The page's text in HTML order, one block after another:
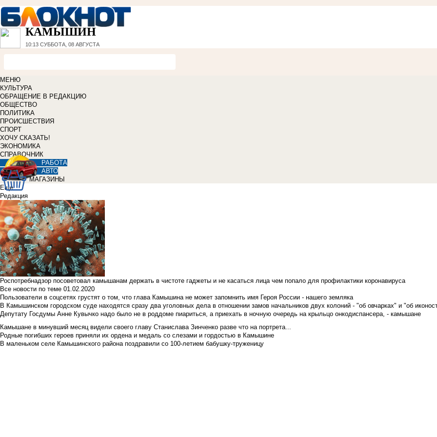
КАМЫШИН
10:13 СУББОТА, 08 АВГУСТА
МЕНЮ
КУЛЬТУРА
ОБРАЩЕНИЕ В РЕДАКЦИЮ
ОБЩЕСТВО
ПОЛИТИКА
ПРОИСШЕСТВИЯ
СПОРТ
ХОЧУ СКАЗАТЬ!
ЭКОНОМИКА
СПРАВОЧНИК
РАБОТА
АВТО
МАГАЗИНЫ
Еще
Редакция
Роспотребнадзор посоветовал камышанам держать в чистоте гаджеты и не касаться лица чем попало для профилактики коронавируса
Все новости по теме 01.02.2020
Пользователи в соцсетях грустят о том, что глава Камышина не может запомнить имя Героя России - нашего земляка
В Камышинском городском суде находятся сразу два уголовных дела в отношении замов начальников двух колоний - "об овчарках" и "об
Депутату Госдумы Анне Кувычко надо было не в роддоме пиариться, а приехать в ночную очередь на крыльцо онкодиспансера, - камышане
Камышане в минувший месяц видели своего главу Станислава Зинченко разве что на портрета...
Родные погибших героев приняли их ордена и медаль со слезами и гордостью в Камышине
В маленьком селе Камышинского района поздравили со 100-летием бабушку-труженицу